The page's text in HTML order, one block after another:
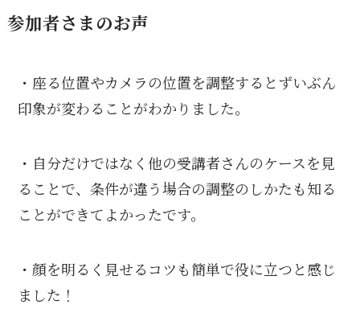
参加者さまのお声
・座る位置やカメラの位置を調整するとずいぶん
印象が変わることがわかりました。
・自分だけではなく他の受講者さんのケースを見
ることで、条件が違う場合の調整のしかたも知る
ことができてよかったです。
・顔を明るく見せるコツも簡単で役に立つと感じ
ました！